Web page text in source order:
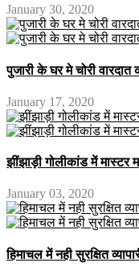
January 30, 2020
पुजारी के घर मे चोरी
January 17, 2020
झींझाड़ी गोलीकांड में मास्टर
January 03, 2020
हिमाचल में नही सुरक्षित